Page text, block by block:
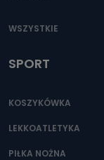
WSZYSTKIE
SPORT
KOSZYKÓWKA
LEKKOATLETYKA
PIŁKA NOŻNA